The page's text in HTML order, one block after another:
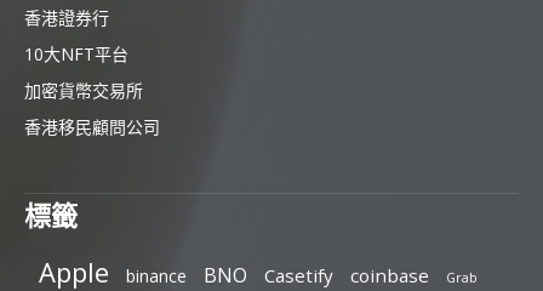
香港證券行
10大NFT平台
加密貨幣交易所
香港移民顧問公司
標籤
Apple binance BNO Casetify coinbase Grab